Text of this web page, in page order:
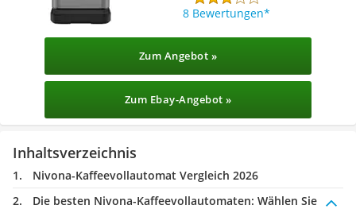
8 Bewertungen
Zum Angebot »
Zum Ebay-Angebot »
Inhaltsverzeichnis
Nivona-Kaffeevollautomat Vergleich 2026
Die besten Nivona-Kaffeevollautomaten: Wählen Sie